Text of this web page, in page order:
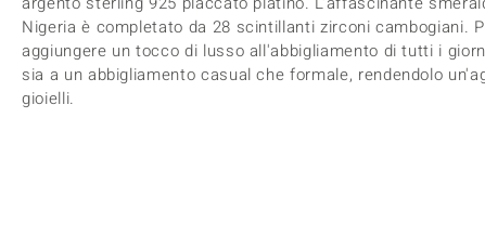
Nigeria è completato da 28 scintillanti zirconi cambogiani.
aggiungere un tocco di lusso all'abbigliamento di tutti i
sia a un abbigliamento casual che formale, rendendolo
gioielli.